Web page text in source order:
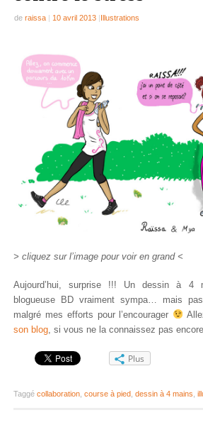
de raissa | 10 avril 2013 |Illustrations
> cliquez sur l’image pour voir en grand <
Aujourd’hui, surprise !!! Un dessin à 4
blogueuse BD vraiment sympa… mais
malgré mes efforts pour l’encourager
son blog, si vous ne la connaissez pas
Plus
Taggé collaboration, course à pied, dessin à 4 mains